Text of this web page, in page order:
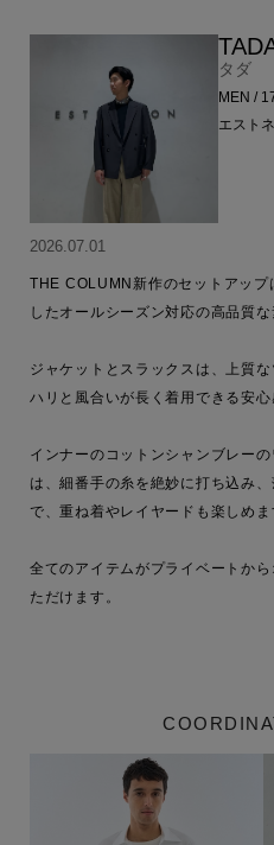
タダ
MEN /
エスト
2026.07.01
THE COLUMN新作のセットアップ
したオールシーズン対応の高品質な
ジャケットとスラックスは、上質
ハリと風合いが長く着用できる安心
インナーのコットンシャンブレー
は、細番手の糸を絶妙に打ち込み
で、重ね着やレイヤードも楽しめま
全てのアイテムがプライベートか
ただけます。